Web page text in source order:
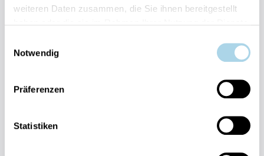
weiteren Daten zusammen, die Sie ihnen bereitgestellt
Notwendig
Präferenzen
Statistiken
Persönlicher Gästeservice vor Ort Transparente
Fragen und Wünsche?